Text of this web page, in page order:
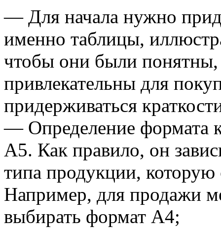
— Для начала нужно
именно таблицы,
чтобы они были
привлекательны для
придерживаться
— Определение формата
А5. Как правило, он
типа продукции, которую
Например, для продажи
выбирать формат А4;